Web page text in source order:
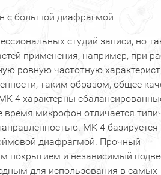
с большой диафрагмой
студий записи, но
применения, например, при
ровную частотную
таким образом, общее
4 характерны
время микрофон отличается
MK 4 базируется
диафрагмой. Прочный
покрытием и независимый
для использования в самых